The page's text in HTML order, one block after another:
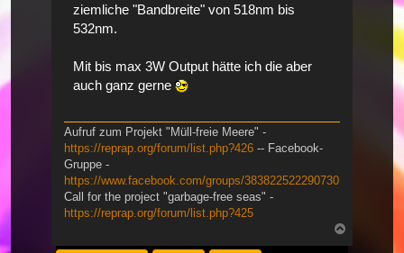
ziemliche "Bandbreite" von 518nm bis
532nm.
Mit bis max 3W Output hätte ich die aber
auch ganz gerne
Aufruf zum Projekt "Müll-freie Meere" -
https://reprap.org/forum/list.php?426 -- Facebook-
Gruppe -
https://www.facebook.com/groups/383822522290730
Call for the project "garbage-free seas" -
https://reprap.org/forum/list.php?425